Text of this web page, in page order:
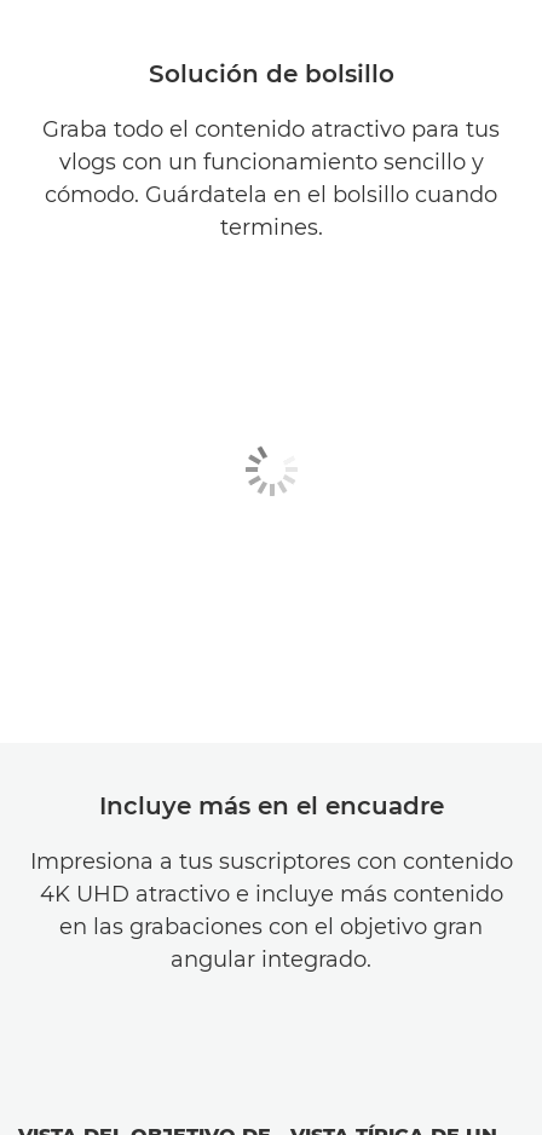
Solución de bolsillo
Graba todo el contenido atractivo para tus
vlogs con un funcionamiento sencillo y
cómodo. Guárdatela en el bolsillo cuando
termines.
Incluye más en el encuadre
Impresiona a tus suscriptores con contenido
4K UHD atractivo e incluye más contenido
en las grabaciones con el objetivo gran
angular integrado.